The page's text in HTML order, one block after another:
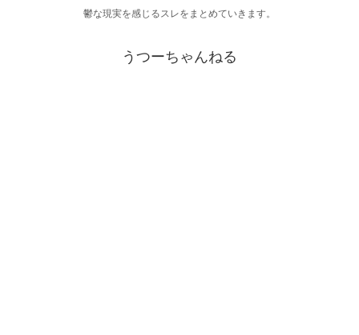
鬱な現実を感じるスレをまとめていきます。
うつーちゃんねる